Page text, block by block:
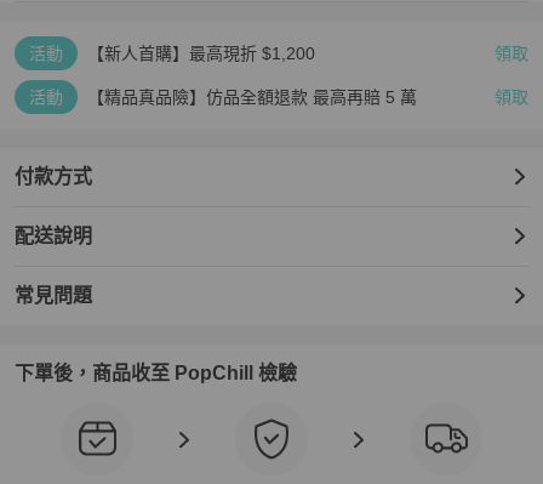
活動 【新人首購】最高現折 $1,200 領取
活動 【精品真品險】仿品全額退款 最高再賠 5 萬 領取
付款方式
配送說明
常見問題
下單後，商品收至 PopChill 檢驗